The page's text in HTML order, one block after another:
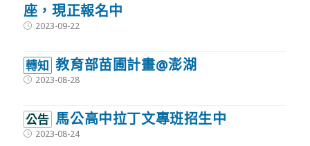
座，現正報名中
Post2023-09-22
轉知 教育部苗圃計畫@澎湖
Post2023-08-28
公告 馬公高中拉丁文專班招生中
Post2023-08-24